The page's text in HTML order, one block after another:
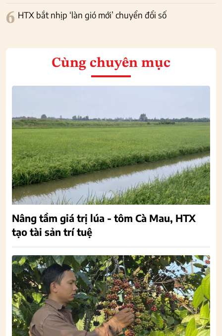
6 HTX bắt nhịp ‘làn gió mới’ chuyển đổi số
Cùng chuyên mục
Nâng tầm giá trị lúa - tôm Cà Mau, HTX
tạo tài sản trí tuệ